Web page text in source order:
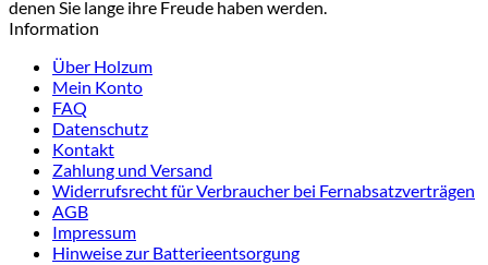
denen Sie lange ihre Freude haben werden.
Information
Über Holzum
Mein Konto
FAQ
Datenschutz
Kontakt
Zahlung und Versand
Widerrufsrecht für Verbraucher bei Fernabsatzverträgen
AGB
Impressum
Hinweise zur Batterieentsorgung